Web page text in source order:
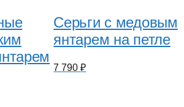
Серьги с медовым
янтарем на петле
7 790₽